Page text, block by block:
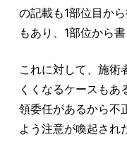
の記載も1部位目か
もあり、1部位から
これに対して、施術
くくなるケースも
領委任があるから不
よう注意が喚起され